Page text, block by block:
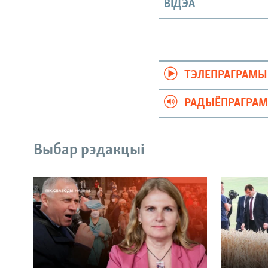
ВІДЭА
ТЭЛЕПРАГРАМЫ
Выбар рэдакцыі